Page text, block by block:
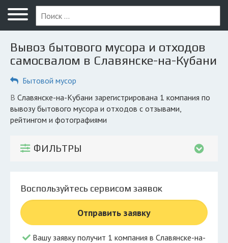
Меню
Главная
Вопрос юристу
Компании
КОМПАНИЯМ
© 2026 Все права защищены
Вывоз бытового мусора и отходов
самосвалом в Славянске-на-Кубани
Бытовой мусор
в Славянске-на-Кубани зарегистрирована 1 компания по
вывозу бытового мусора и отходов с отзывами,
рейтингом и фотографиями
ФИЛЬТРЫ
Воспользуйтесь сервисом заявок
Отправить заявку
Вашу заявку получит 1 компания в Славянске-на-